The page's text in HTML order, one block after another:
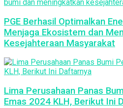
PGE Berhasil Optimalkan
Menjaga Ekosistem dan
Kesejahteraan Masyarakat
Lima Perusahaan Panas
Emas 2024 KLH, Berikut Ini